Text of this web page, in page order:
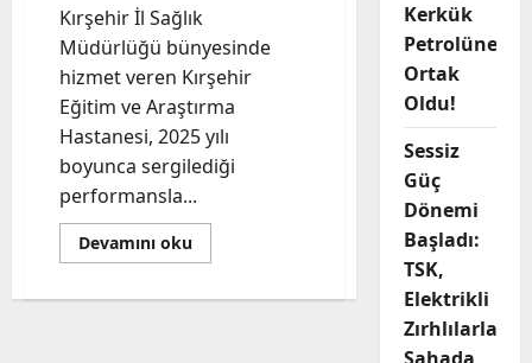
Kırşehir İl Sağlık
Müdürlüğü bünyesinde
hizmet veren Kırşehir
Eğitim ve Araştırma
Hastanesi, 2025 yılı
boyunca sergilediği
performansla...
Devamını okuRead
more
Eğitim
Kerkük
Petrolüne
Ortak
Oldu!
Sessiz
Güç
Dönemi
Başladı:
TSK,
Elektrikli
Zırhlılarla